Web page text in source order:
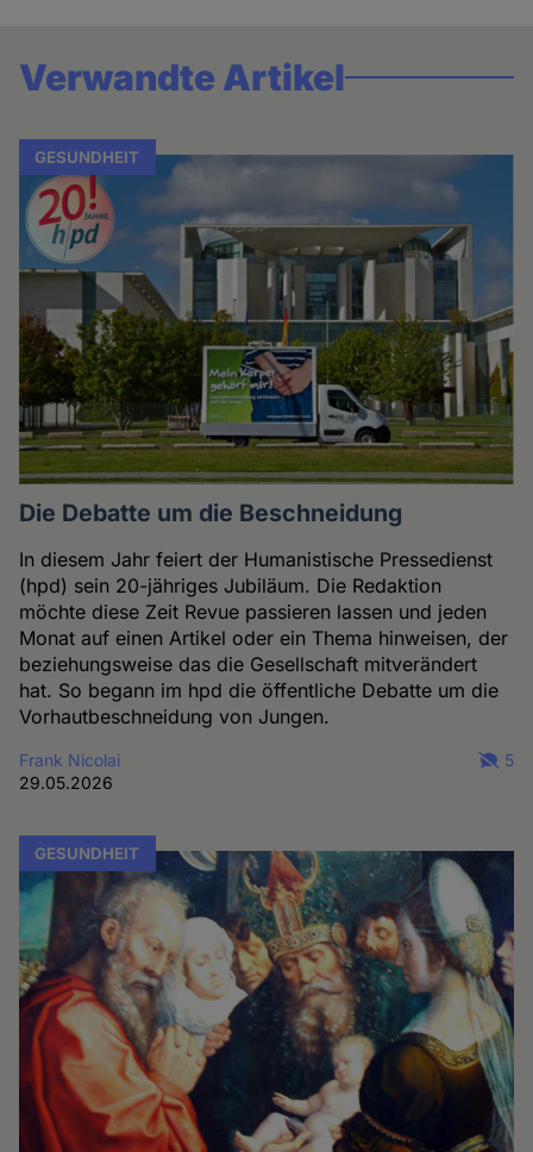
Verwandte Artikel
GESUNDHEIT
Die Debatte um die Beschneidung
In diesem Jahr feiert der Humanistische Pressedienst
(hpd) sein 20-jähriges Jubiläum. Die Redaktion
möchte diese Zeit Revue passieren lassen und jeden
Monat auf einen Artikel oder ein Thema hinweisen, der
beziehungsweise das die Gesellschaft mitverändert
hat. So begann im hpd die öffentliche Debatte um die
Vorhautbeschneidung von Jungen.
Frank Nicolai
29.05.2026
5
GESUNDHEIT